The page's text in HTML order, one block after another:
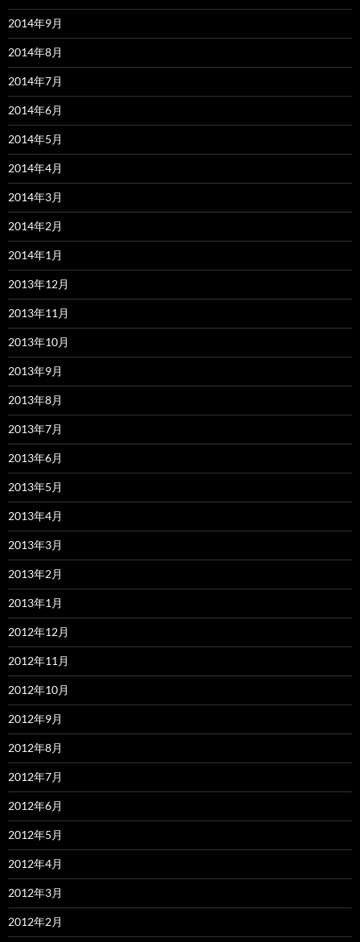
2014年9月
2014年8月
2014年7月
2014年6月
2014年5月
2014年4月
2014年3月
2014年2月
2014年1月
2013年12月
2013年11月
2013年10月
2013年9月
2013年8月
2013年7月
2013年6月
2013年5月
2013年4月
2013年3月
2013年2月
2013年1月
2012年12月
2012年11月
2012年10月
2012年9月
2012年8月
2012年7月
2012年6月
2012年5月
2012年4月
2012年3月
2012年2月